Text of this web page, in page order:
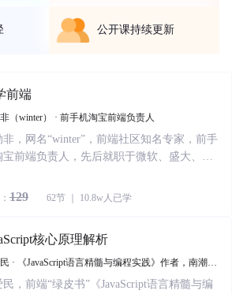
公开课持续更新
前端
（winter） · 前手机淘宝前端负责人
非，网名“winter”，前端社区知名专家，前手
宝前端负责人，先后就职于微软、盛大、阿
电子书和 WebOS的相关工作，近年致力于移
129 62节 ｜ 10.8w人已学
核心原理解析
· 《JavaScript语言精髓与编程实践》作者，南潮科
）首席架构师
民，前端“绿皮书”《JavaScript语言精髓与编